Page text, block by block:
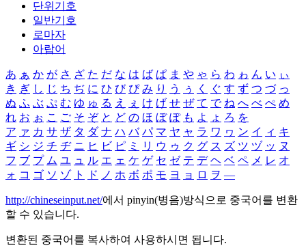
단위기호
일반기호
로마자
아랍어
あ ぁ か が さ ざ た だ な は ば ぱ ま や ゃ ら わ ゎ ん い ぃ
き ぎ し じ ち ぢ に ひ び ぴ み り う ぅ く ぐ す ず つ づ っ
ぬ ふ ぶ ぷ む ゆ ゅ る え ぇ け げ せ ぜ て で ね へ べ ぺ め
れ お ぉ こ ご そ ぞ と ど の ほ ぼ ぽ も よ ょ ろ を
ア ァ カ サ ザ タ ダ ナ ハ バ パ マ ヤ ャ ラ ワ ヮ ン イ ィ キ
ギ シ ジ チ ヂ ニ ヒ ビ ピ ミ リ ウ ゥ ク グ ス ズ ツ ヅ ッ ヌ
フ ブ プ ム ユ ュ ル エ ェ ケ ゲ セ ゼ テ デ ヘ ベ ペ メ レ オ
ォ コ ゴ ソ ゾ ト ド ノ ホ ボ ポ モ ヨ ョ ロ ヲ ―
http://chineseinput.net/에서 pinyin(병음)방식으로 중국어를 변환
할 수 있습니다.
변환된 중국어를 복사하여 사용하시면 됩니다.